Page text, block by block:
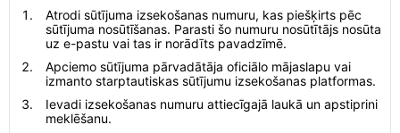
Atrodi sūtījuma izsekošanas numuru, kas piešķirts pēc
sūtījuma nosūtīšanas. Parasti šo numuru nosūtītājs nosūta
uz e-pastu vai tas ir norādīts pavadzīmē.
Apciemo sūtījuma pārvadātāja oficiālo mājaslapu vai
izmanto starptautiskas sūtījumu izsekošanas platformas.
Ievadi izsekošanas numuru attiecīgajā laukā un apstiprini
meklēšanu.